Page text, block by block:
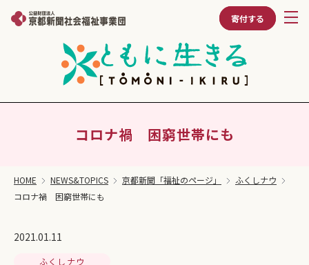
寄付する
コロナ禍 困窮世帯にも
HOME NEWS&TOPICS 京都新聞「福祉のページ」
ふくしナウ
コロナ禍 困窮世帯にも
2021.01.11
ふくしナウ